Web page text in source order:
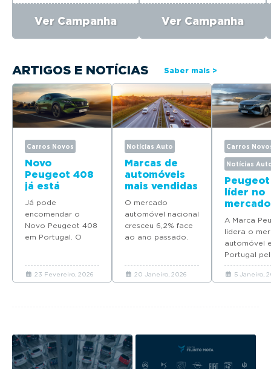
Ver Campanha Ver Campanha
ARTIGOS E NOTÍCIAS Saber mais >
Carros Novos
Novo
Peugeot 408
já está
disponível
para
encomenda
em Portugal
Já pode
encomendar o
Novo Peugeot 408
em Portugal. O
com preços a
partir de 37.065
23 Fevereiro, 2026
Notícias Auto
Marcas de
automóveis
mais vendidas
em Portugal
em 2025
O mercado
automóvel nacional
cresceu 6,2% face
ao ano passado.
automóveis novos
venderam em
20 Janeiro, 2026
Carros
Notícias
líder no
mercado
quatro
modelos
Top 10
vendas
2025
A Marca
lidera o
automóvel
Portugal
ano
coloca
5 Janeiro,